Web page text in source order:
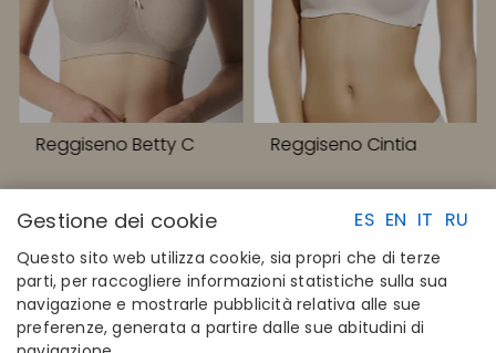
Reggiseno Betty C Reggiseno Cintia
ES EN IT RU
Gestione dei cookie
Questo sito web utilizza cookie, sia propri che di terze
parti, per raccogliere informazioni statistiche sulla sua
navigazione e mostrarle pubblicità relativa alle sue
preferenze, generata a partire dalle sue abitudini di
LINK RAPIDI
Calcola la tua taglia
CONTATTI
Disintex 2021 SL